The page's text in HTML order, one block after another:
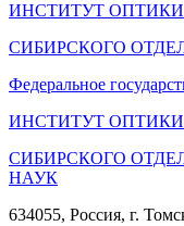
ИНСТИТУТ
СИБИРСКОГО
Федеральное
ИНСТИТУТ
СИБИРСКОГО
НАУК
634055, Россия, г.